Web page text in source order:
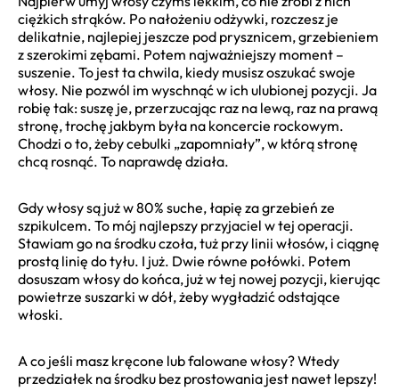
ciężkich strąków. Po nałożeniu odżywki, rozczesz je
delikatnie, najlepiej jeszcze pod prysznicem, grzebieniem
z szerokimi zębami. Potem najważniejszy moment –
suszenie. To jest ta chwila, kiedy musisz oszukać swoje
włosy. Nie pozwól im wyschnąć w ich ulubionej pozycji. Ja
robię tak: suszę je, przerzucając raz na lewą, raz na prawą
stronę, trochę jakbym była na koncercie rockowym.
Chodzi o to, żeby cebulki „zapomniały”, w którą stronę
chcą rosnąć. To naprawdę działa.
Gdy włosy są już w 80% suche, łapię za grzebień ze
szpikulcem. To mój najlepszy przyjaciel w tej operacji.
Stawiam go na środku czoła, tuż przy linii włosów, i ciągnę
prostą linię do tyłu. I już. Dwie równe połówki. Potem
dosuszam włosy do końca, już w tej nowej pozycji, kierując
powietrze suszarki w dół, żeby wygładzić odstające
włoski.
A co jeśli masz kręcone lub falowane włosy? Wtedy
przedziałek na środku bez prostowania jest nawet lepszy!